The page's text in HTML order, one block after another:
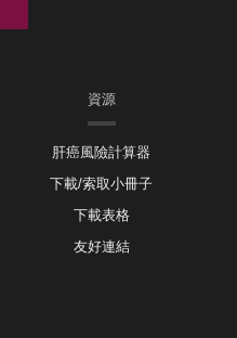
資源
肝癌風險計算器
下載/索取小冊子
下載表格
友好連結